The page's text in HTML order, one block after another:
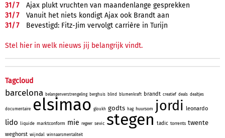
31/7
Ajax plukt vruchten van maandenlange gesprekken
31/7
Vanuit het niets kondigt Ajax ook Brandt aan
31/7 Bevestigd: Fitz-Jim vervolgt carrière in Turijn
Stel hier in welk nieuws jij belangrijk vindt.
Tagcloud
barcelona belangenverstrengeling berghuis blind blumenkraft brandt creatief deals dealtjes
documentaire elsimao gloukh godts hag huursom jordi leonardo
lido liquide marktconform mie regeer sevic stegen tadic torrents twente
weghorst wijndal winnaarsmentaliteit